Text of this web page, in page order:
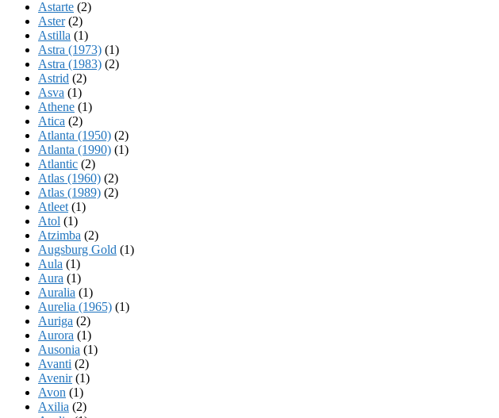
Astarte (2)
Aster(2)
Astilla (1)
Astra (1973) (1)
Astra (1983) (2)
Astrid (2)
Asva (1)
Athene (1)
Atica (2)
Atlanta (1950) (2)
Atlanta (1990) (1)
Atlantic (2)
Atlas (1960) (2)
Atlas (1989) (2)
Atleet (1)
Atol (1)
Atzimba (2)
Augsburg Gold (1)
Aula (1)
Aura (1)
Auralia (1)
Aurelia (1965) (1)
Auriga (2)
Aurora (1)
Ausonia (1)
Avanti (2)
Avenir(1)
Avon (1)
Axilia (2)